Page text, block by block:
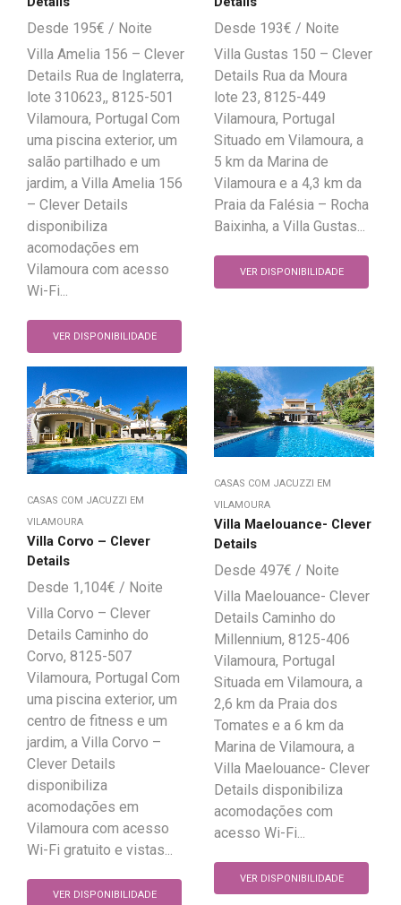
195€
Villa Amelia 156 – Clever
Details Rua de Inglaterra,
lote 310623,, 8125-501
Vilamoura, Portugal Com
uma piscina exterior, um
salão partilhado e um
jardim, a Villa Amelia 156
– Clever Details
disponibiliza
acomodações em
Vilamoura com acesso
Wi-Fi...
VER DISPONIBILIDADE
193€
Villa Gustas 150 – Clever
Details Rua da Moura
lote 23, 8125-449
Vilamoura, Portugal
Situado em Vilamoura, a
5 km da Marina de
Vilamoura e a 4,3 km da
Praia da Falésia – Rocha
Baixinha, a Villa Gustas...
VER DISPONIBILIDADE
CASAS COM JACUZZI EM
VILAMOURA
Villa Corvo – Clever
Details
1,104€
Villa Corvo – Clever
Details Caminho do
Corvo, 8125-507
Vilamoura, Portugal Com
uma piscina exterior, um
centro de fitness e um
jardim, a Villa Corvo –
Clever Details
disponibiliza
acomodações em
Vilamoura com acesso
Wi-Fi gratuito e vistas...
VER DISPONIBILIDADE
CASAS COM JACUZZI EM
VILAMOURA
Villa Maelouance- Clever
Details
497€
Villa Maelouance- Clever
Details Caminho do
Millennium, 8125-406
Vilamoura, Portugal
Situada em Vilamoura, a
2,6 km da Praia dos
Tomates e a 6 km da
Marina de Vilamoura, a
Villa Maelouance- Clever
Details disponibiliza
acomodações com
acesso Wi-Fi...
VER DISPONIBILIDADE